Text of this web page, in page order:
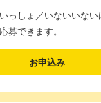
っしょ／いないいな
募できます。
お申込み